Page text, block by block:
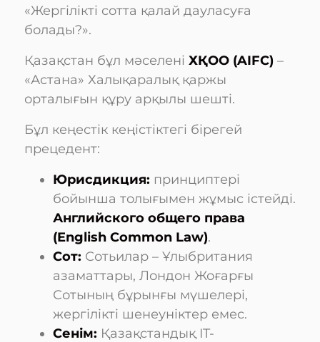
«Жергілікті сотта қалай дауласуға
болады?».
Қазақстан бұл мәселені ХҚОО (AIFC) –
«Астана» Халықаралық қаржы
орталығын құру арқылы шешті.
Бұл кеңестік кеңістіктегі бірегей
прецедент:
Юрисдикция: принциптері
бойынша толығымен жұмыс істейді.
Английского общего права
(English Common Law).
Сот: Сотьилар – Ұлыбритания
азаматтары, Лондон Жоғарғы
Сотының бұрынғы мүшелері,
жергілікті шенеуніктер емес.
Сенім: Қазақстандық IT-